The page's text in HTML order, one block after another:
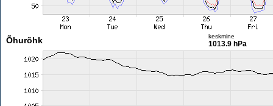
Õhurõhk keskmine
1013.9 hPa